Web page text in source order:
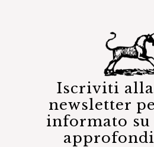
Iscriviti
newsletter
informato su